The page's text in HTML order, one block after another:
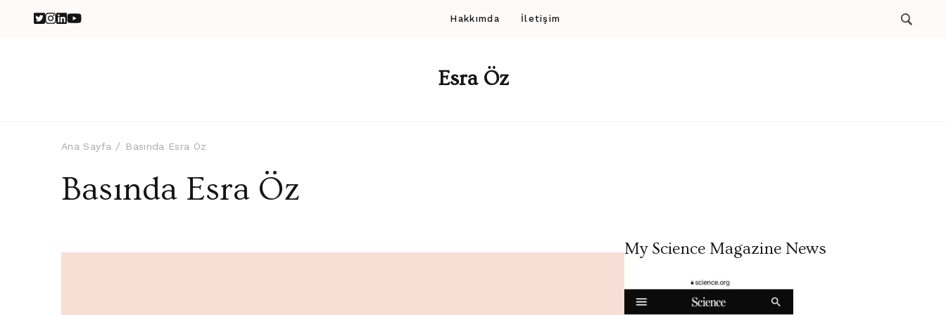
Hakkımda İletişim
Esra Öz
Ana Sayfa Basında Esra Öz
Basında Esra Öz
My Science Magazine News